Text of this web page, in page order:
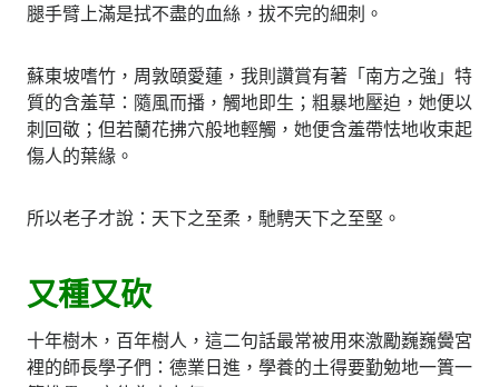
腿手臂上滿是拭不盡的血絲，拔不完的細刺。
蘇東坡嗜竹，周敦頤愛蓮，我則讚賞有著「南方之強」特
質的含羞草：隨風而播，觸地即生；粗暴地壓迫，她便以
刺回敬；但若蘭花拂穴般地輕觸，她便含羞帶怯地收束起
傷人的葉緣。
所以老子才說：天下之至柔，馳騁天下之至堅。
又種又砍
十年樹木，百年樹人，這二句話最常被用來激勵巍巍黌宮
裡的師長學子們：德業日進，學養的土得要勤勉地一簣一